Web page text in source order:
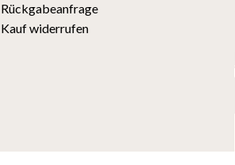
Rückgabeanfrage
Kauf widerrufen